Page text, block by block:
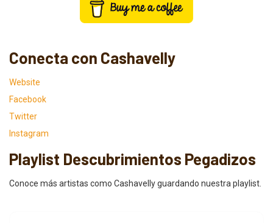
Conecta con Cashavelly
Website
Facebook
Twitter
Instagram
Playlist Descubrimientos Pegadizos
Conoce más artistas como Cashavelly guardando nuestra playlist.